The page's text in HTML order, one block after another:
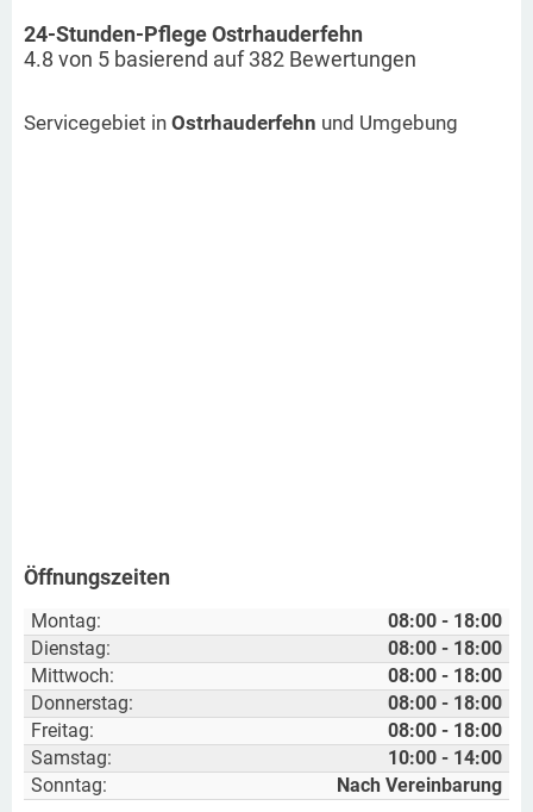
24-Stunden-Pflege Ostrhauderfehn
4.8 von 5 basierend auf382 Bewertungen
Servicegebiet in Ostrhauderfehn und Umgebung
Öffnungszeiten
Montag:
08:00 - 18:00
Dienstag:
08:00 - 18:00
Mittwoch:
08:00 - 18:00
Donnerstag:
08:00 - 18:00
Freitag:
08:00 - 18:00
Samstag:
10:00 - 14:00
Sonntag:
Nach Vereinbarung